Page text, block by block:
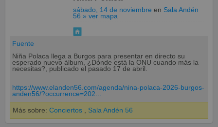
sábado, 14 de noviembre en Sala Andén
56 » ver mapa
Fuente
Niña Polaca llega a Burgos para presentar en directo su
esperado nuevo álbum, ¿Dónde está la ONU cuando más la
necesitas?, publicado el pasado 17 de abril.
https://www.elanden56.com/agenda/nina-polaca-2026-burgos-
anden56/?occurrence=202...
Más sobre: Conciertos Sala Andén 56